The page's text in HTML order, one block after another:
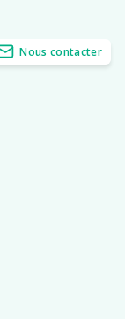
Nous contacter